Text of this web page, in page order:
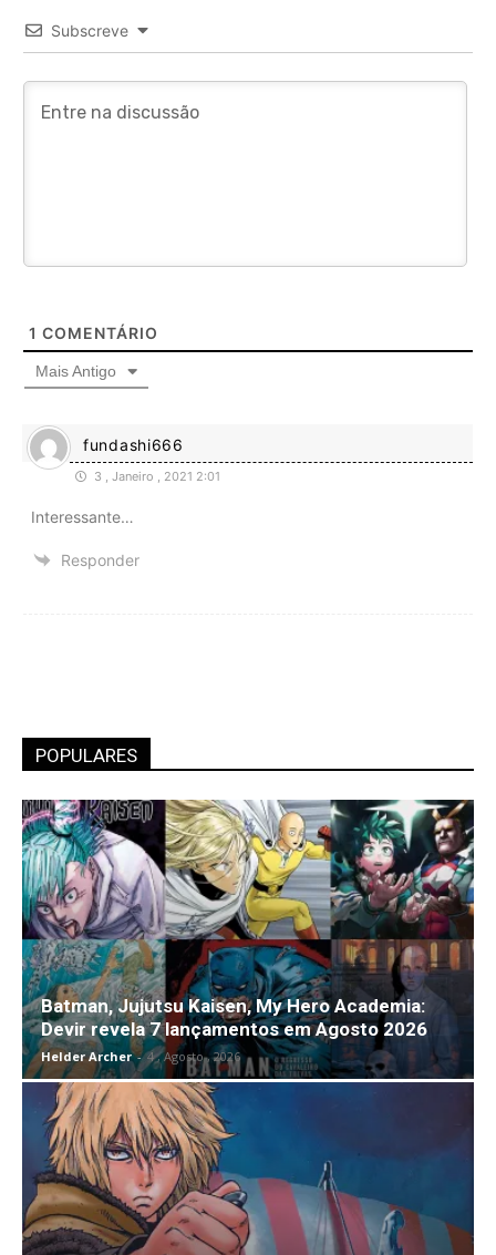
Subscreve
1 COMENTÁRIO
Mais Antigo
fundashi666
3 , Janeiro , 2021 2:01
Interessante…
Responder
POPULARES
Batman, Jujutsu Kaisen, My Hero Academia:
Devir revela 7 lançamentos em Agosto 2026
Helder Archer - 4 , Agosto , 2026